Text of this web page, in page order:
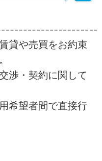
貸や売買をお約束
渉・契約に関して
希望者間で直接行